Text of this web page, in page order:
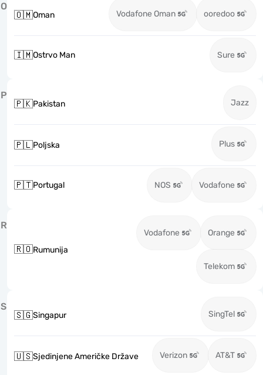
O
🇴🇲Oman Vodafone Oman ooredoo
🇮🇲Ostrvo Man Sure
P
🇵🇰Pakistan Jazz
🇵🇱Poljska Plus
🇵🇹Portugal NOS Vodafone
R
🇷🇴Rumunija
Vodafone Orange
Telekom
S
🇸🇬Singapur SingTel
🇺🇸Sjedinjene Američke Države Verizon AT&T